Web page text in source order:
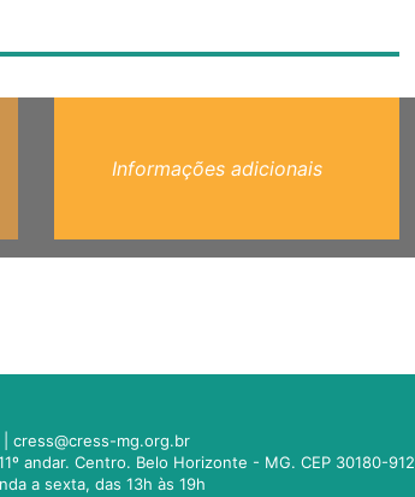
Informações adicionais
|cress@cress-mg.org.br
andar. Centro. Belo Horizonte - MG. CEP 30180-912
a sexta, das 13h às 19h